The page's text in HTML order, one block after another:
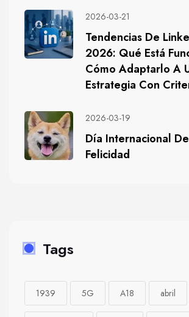
2026-03-21
Tendencias De
2026: Qué Está
Cómo Adaptarlo A
Estrategia Con
2026-03-19
Día Internacional
Felicidad
Tags
1939 5G A18 abril